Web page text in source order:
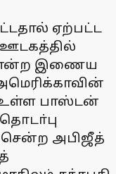
ஏற்பட்ட
ஊடகத்தில்
என்ற இணைய
உள்ள பாஸ்டன்
சென்ற அபிஜீத்